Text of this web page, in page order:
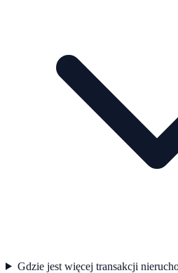
Gdzie jest więcej transakcji